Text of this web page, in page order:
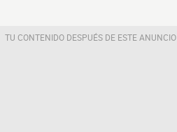
TU CONTENIDO DESPUÉS DE ESTE ANUNCIO